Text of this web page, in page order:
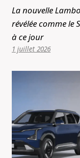
La nouvelle
révélée comme le
à ce jour
1 juillet 2026